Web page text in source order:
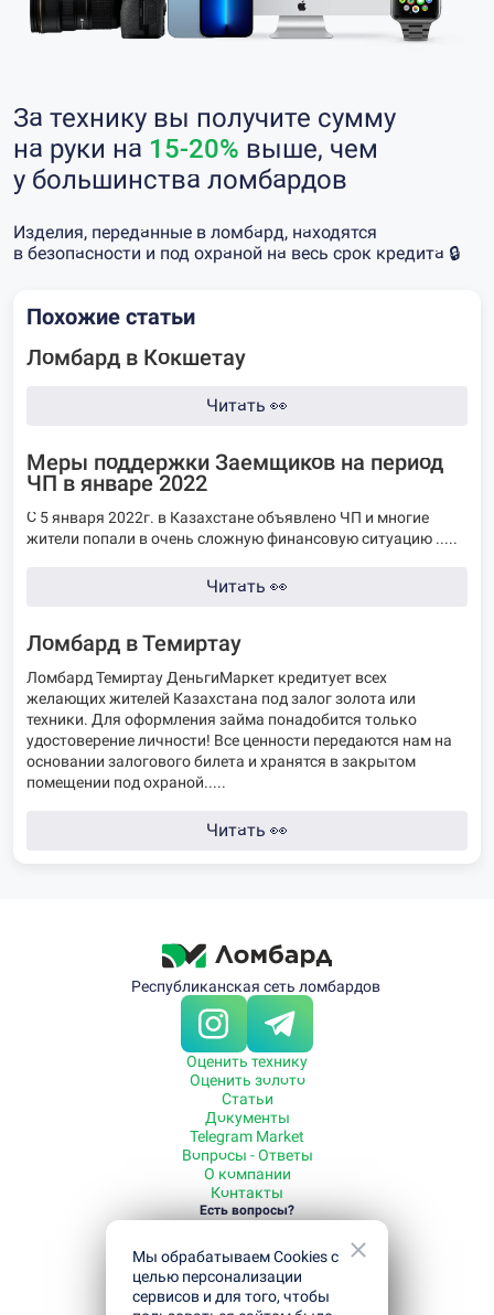
Мы обрабатываем Cookies с
целью персонализации
сервисов и для того, чтобы
За технику вы получите сумму
на руки на 15-20% выше, чем
у большинства ломбардов
Изделия, переданные в ломбард, находятся
в безопасности и под охраной на весь срок кредита 🔒
Похожие статьи
Ломбард в Кокшетау
Читать 👀
Меры поддержки Заемщиков на период
ЧП в январе 2022
С 5 января 2022г. в Казахстане объявлено ЧП и многие
жители попали в очень сложную финансовую ситуацию .....
Читать 👀
Ломбард в Темиртау
Ломбард Темиртау ДеньгиМаркет кредитует всех
желающих жителей Казахстана под залог золота или
техники. Для оформления займа понадобится только
удостоверение личности! Все ценности передаются нам на
основании залогового билета и хранятся в закрытом
помещении под охраной.....
Читать 👀
Республиканская сеть ломбардов
Оценить технику
Оценить золото
Статьи
Документы
Telegram Market
Вопросы - Ответы
О компании
Контакты
Есть вопросы?
Режим работы с 09:00 до 21:00
Полезная информация
Как отсрочить погашение кредита
Как получить кредит под залог